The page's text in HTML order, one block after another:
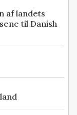
af landets
til Danish